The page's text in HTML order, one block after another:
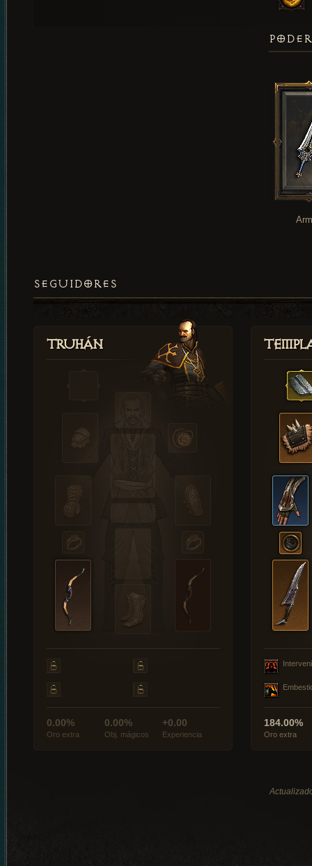
SEGUIDORES
Truhán
0.00%
Oro extra
0.00%
Obj. mágicos
+0.00
Experiencia
184.00%
Oro extra